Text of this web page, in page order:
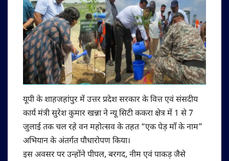
यूपी के शाहजहांपुर में उत्तर प्रदेश सरकार के वित्त एवं संसदीय
कार्य मंत्री सुरेश कुमार खन्ना ने न्यू सिटी ककरा क्षेत्र में 1 से 7
जुलाई तक चल रहे वन महोत्सव के तहत “एक पेड़ माँ के नाम”
अभियान के अंतर्गत पौधारोपण किया।
इस अवसर पर उन्होंने पीपल, बरगद, नीम एवं पाकड़ जैसे